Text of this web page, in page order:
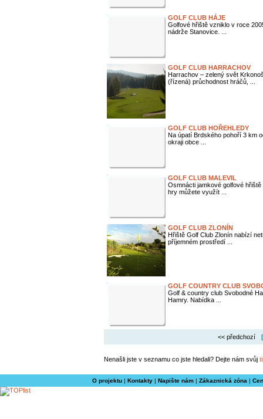
GOLF CLUB HÁJE
Golfové hřiště vzniklo v roce
nádrže Stanovice. ...
GOLF CLUB HARRACHOV
Harrachov – zelený svět
(řízená) průchodnost hráčů, ...
GOLF CLUB HOŘEHLEDY
Na úpatí Brdského pohoří 3 km
okraji obce ...
GOLF CLUB MALEVIL
Osmnácti jamkové golfové
hry můžete využít ...
GOLF CLUB ZLONÍN
Hřiště Golf Club Zlonín nabízí
příjemném prostředí ...
GOLF COUNTRY CLUB
Golf & country club Svobodné
Hamry. Nabídka ...
<< předchozí
Nenašli jste v seznamu co jste hledali? Dejte nám svůj
O projektu| Kontakty| Napište nám| Zákaznická zóna |